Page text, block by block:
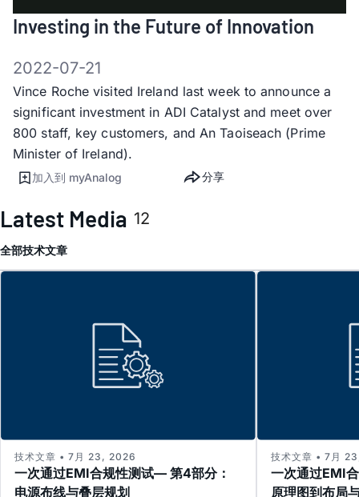
Video
Investing in the Future of Innovation
2022-07-21
Vince Roche visited Ireland last week to announce a
significant investment in ADI Catalyst and meet over
800 staff, key customers, and An Taoiseach (Prime
Minister of Ireland).
加入到 myAnalog 分享
Latest Media 12
全部技术文章
一次通过EMI合规性测试— 第4部分：
电源布线与叠层规划
技术文章 • 7月 23, 2026
一次通过EMI
原理图到布局
技术文章 • 7月